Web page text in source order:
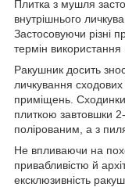
Плитка з мушля
внутрішнього
Застосовуючи різні
термін
Ракушник досить
личкування
приміщень.
плиткою завтовшки
полірованим, а з
Не впливаючи на
привабливістю й
ексклюзивність